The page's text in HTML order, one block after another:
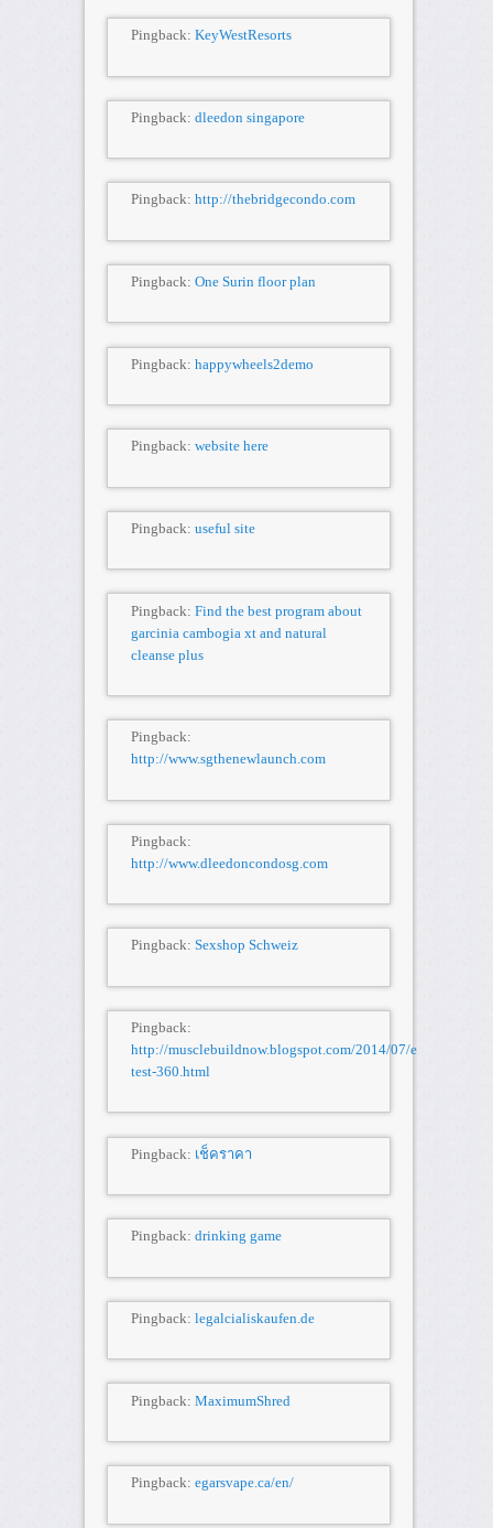
Pingback: KeyWestResorts
Pingback: dleedon singapore
Pingback: http://thebridgecondo.com
Pingback: One Surin floor plan
Pingback: happywheels2demo
Pingback: website here
Pingback: useful site
Pingback: Find the best program about
garcinia cambogia xt and natural
cleanse plus
Pingback:
http://www.sgthenewlaunch.com
Pingback:
http://www.dleedoncondosg.com
Pingback: Sexshop Schweiz
Pingback:
http://musclebuildnow.blogspot.com/2014/07/elite-
test-360.html
Pingback: เช็คราคา
Pingback: drinking game
Pingback: legalcialiskaufen.de
Pingback: MaximumShred
Pingback: egarsvape.ca/en/